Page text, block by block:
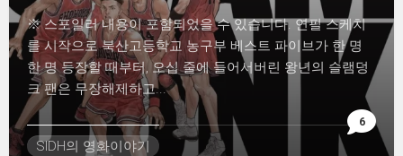
6
※ 스포일러 내용이 포함되었을 수 있습니다. 연필 스케치
를 시작으로 북산고등학교 농구부 베스트 파이브가 한 명
한 명 등장할 때부터, 오십 줄에 들어서버린 왕년의 슬램덩
크 팬은 무장해제하고...
SIDH의 영화이야기